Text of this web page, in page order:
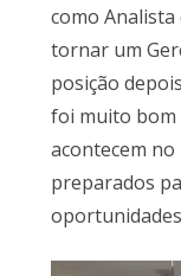
como Analista
tornar um
posição
foi muito bom
acontecem
preparados